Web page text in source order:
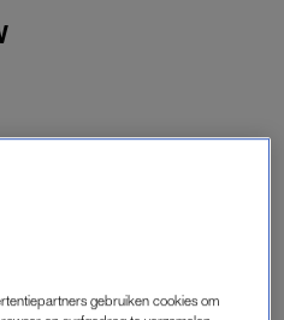
had ik door mijn ex geen
ik hem daardoor niet zo zitten,
aandacht wist hij me toch
gebruiken cookies om